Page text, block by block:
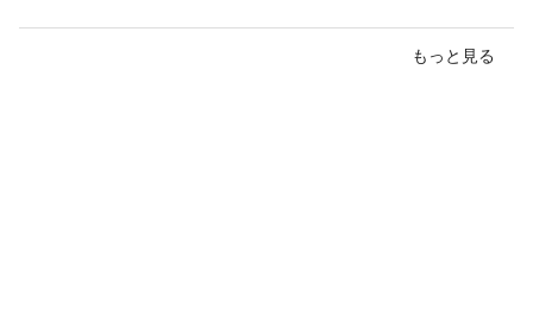
もっと見る